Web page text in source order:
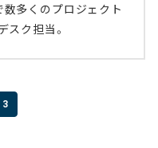
数多くのプロジェクト
スク担当。
3